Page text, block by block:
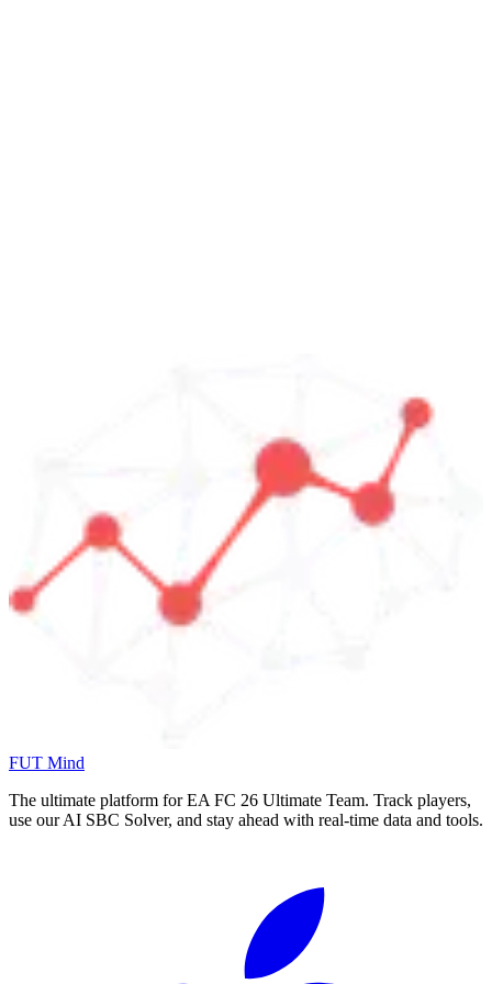
FUT Mind
The ultimate platform for EA FC 26 Ultimate Team. Track players,
use our AI SBC Solver, and stay ahead with real-time data and tools.